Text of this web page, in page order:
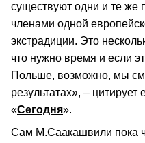
существуют одни и те
членами одной
экстрадиции. Это
что нужно время и если
Польше, возможно, мы
результатах», – цитирует
«Сегодня».
Сам М.Саакашвили пока